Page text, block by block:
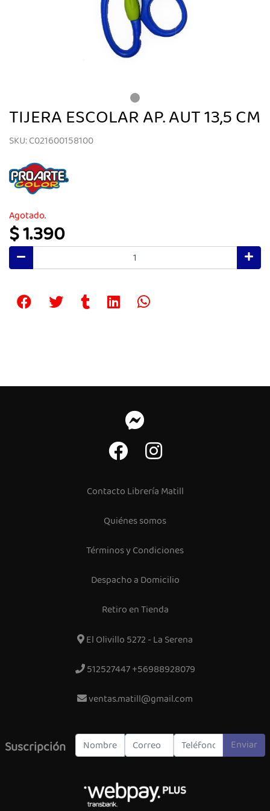
TIJERA ESCOLAR AP. AUT 13,5 CM
SKU: C021600158100
Agotado.
$ 1.390
Contacto Librería Matill
Quiénes somos
Términos y Condiciones
Despacho a Domicilio
Retiro en Tienda
El Olivillo 5272 - La Serena
512527447 +56988928079
ventas.matill@gmail.com
Suscripción Enviar